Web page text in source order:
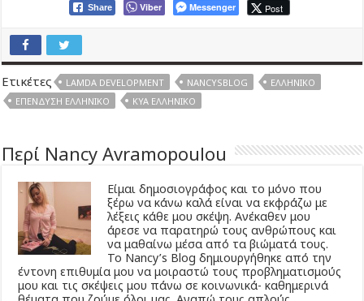
Share Viber Messenger Post
Ετικέτες LAMDA DEVELOPMENT NANCYSBLOG
ΕΛΛΗΝΙΚΌ
ΕΠΈΝΔΥΣΗ ΕΛΛΗΝΙΚΟ
ΚΥΑ ΕΛΛΗΝΙΚΌ
Περί Nancy Avramopoulou
Είμαι δημοσιογράφος και το μόνο που
ξέρω να κάνω καλά είναι να εκφράζω με
λέξεις κάθε μου σκέψη. Ανέκαθεν μου
άρεσε να παρατηρώ τους ανθρώπους και
να μαθαίνω μέσα από τα βιώματά τους.
Το Νancy’s Βlog δημιουργήθηκε από την
έντονη επιθυμία μου να μοιραστώ τους προβληματισμούς
μου και τις σκέψεις μου πάνω σε κοινωνικά- καθημερινά